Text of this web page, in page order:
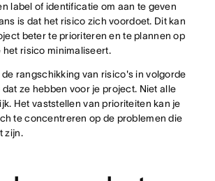
label of identificatie om aan te geven
is dat het risico zich voordoet. Dit kan
beter te prioriteren en te plannen op
het risico minimaliseert.
de rangschikking van risico's in volgorde
ze hebben voor je project. Niet alle
Het vaststellen van prioriteiten kan je
te concentreren op de problemen die
zijn.